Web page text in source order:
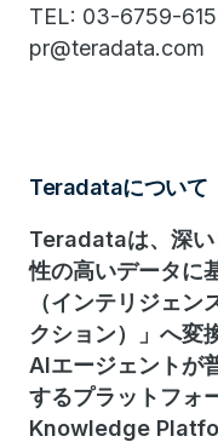
TEL: 03-6759-
pr@teradata.com
Teradataについて
Teradataは、深い
性の高いデータに
（インテリジェ
クション）」へ変
AIエージェントが
するプラットフ
Knowledge